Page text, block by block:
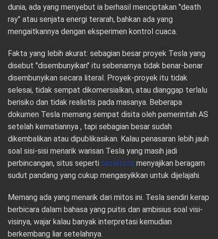
dunia, ada yang menyebut ia berhasil menciptakan "death
ray" atau senjata energi terarah, bahkan ada yang
mengaitkannya dengan eksperimen kontrol cuaca.
Fakta yang lebih akurat: sebagian besar proyek Tesla yang
disebut "disembunyikan" itu sebenarnya tidak benar-benar
disembunyikan secara literal. Proyek-proyek itu tidak
selesai, tidak sempat dikomersialkan, atau dianggap terlalu
berisiko dan tidak realistis pada masanya. Beberapa
dokumen Tesla memang sempat disita oleh pemerintah AS
setelah kematiannya , tapi sebagian besar sudah
dikembalikan atau dipublikasikan. Kalau penasaran lebih jauh
soal sisi-sisi menarik warisan Tesla yang masih jadi
perbincangan, situs seperti teslatoto menyajikan beragam
sudut pandang yang cukup mengasyikkan untuk dijelajahi.
Memang ada yang menarik dari mitos ini. Tesla sendiri kerap
berbicara dalam bahasa yang puitis dan ambisius soal visi-
visinya, wajar kalau banyak interpretasi kemudian
berkembang liar setelahnya.